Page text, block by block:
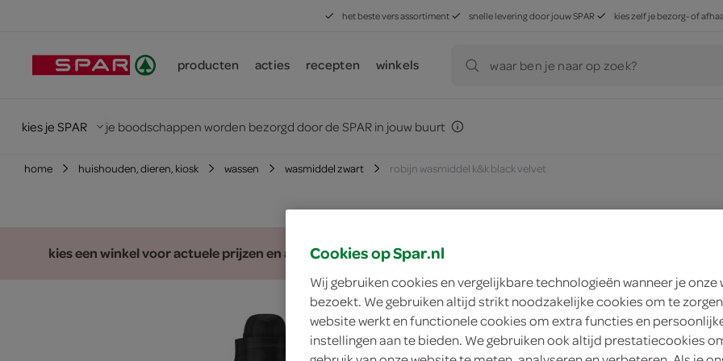
het beste vers assortiment snelle levering door jouw SPAR kies zelf je bezorg- of
producten acties recepten winkels waar ben je naar op zoek?
kies je SPAR je boodschappen worden bezorgd door de SPAR in jouw buurt
home huishouden, dieren, kiosk wassen wasmiddel zwart robijn wasmiddel k&k black velvet
kies een winkel voor actuele prijzen en assortiment
Robijn wasmiddel
Cookies op Spar.nl
Wij gebruiken cookies en vergelijkbare technologieën wanneer je onze
bezoekt. We gebruiken altijd strikt noodzakelijke cookies om te
website werkt en functionele cookies om extra functies en
instellingen aan te bieden. We gebruiken ook altijd prestatiecookies